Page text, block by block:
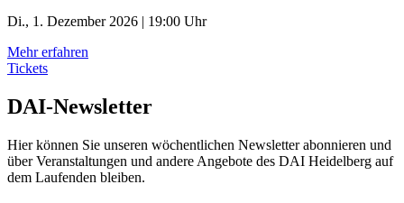
Di., 1. Dezember 2026 | 19:00 Uhr
Mehr erfahren
Tickets
DAI-Newsletter
Hier können Sie unseren wöchentlichen Newsletter abonnieren und
über Veranstaltungen und andere Angebote des DAI Heidelberg auf
dem Laufenden bleiben.